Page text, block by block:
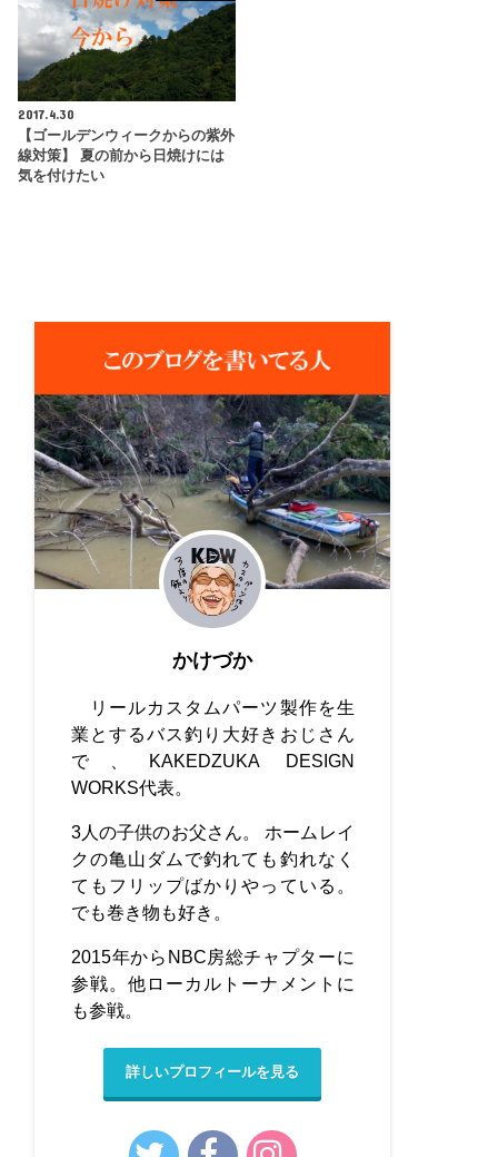
2017.4.30
【ゴールデンウィークからの紫外
線対策】 夏の前から日焼けには
気を付けたい
かけづか
リールカスタムパーツ製作を生
業とするバス釣り大好きおじさん
で、KAKEDZUKA DESIGN
WORKS代表。
3人の子供のお父さん。 ホームレイ
クの亀山ダムで釣れても釣れなく
てもフリップばかりやっている。
でも巻き物も好き。
2015年からNBC房総チャプターに
参戦。他ローカルトーナメントに
も参戦。
詳しいプロフィールを見る